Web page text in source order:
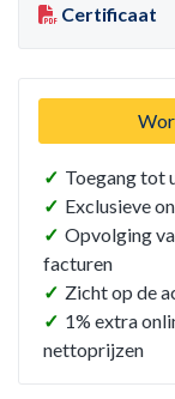
Certificaat
✓ Toegang tot
✓ Exclusieve
✓ Opvolging
facturen
✓ Zicht op de
✓ 1% extra
nettoprijzen